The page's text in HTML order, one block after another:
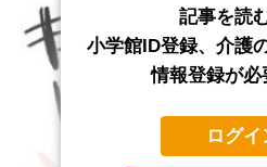
記事を読
小学館ID登録、介護
情報登録が必
ログイ